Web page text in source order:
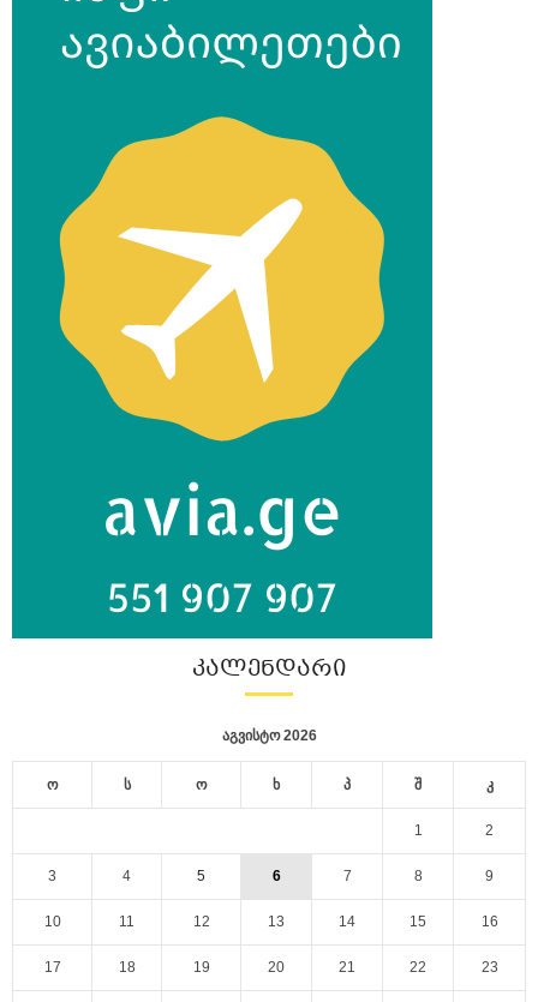
ᲙᲐᲚᲔᲜᲓᲐᲠᲘ
აგვისტო 2026
ო ს ო ხ პ შ კ
1 2
3 4 5 6 7 8 9
10 11 12 13 14 15 16
17 18 19 20 21 22 23